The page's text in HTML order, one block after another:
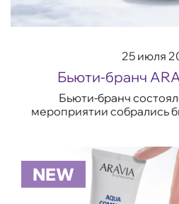
25 июля
Бьюти-бранч
Бьюти-бранч
мероприятии собрались
Хоменко
NEW